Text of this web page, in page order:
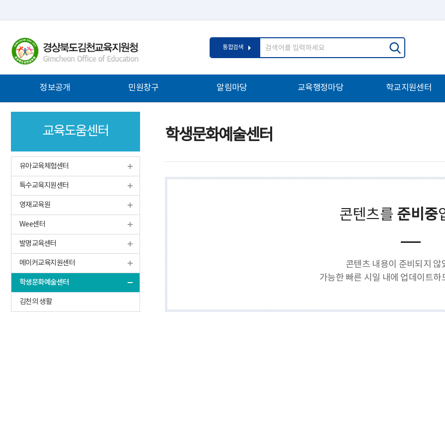
통합검색
합
색
뉴
정보공개 민원창구 알림마당 교육행정마당 학교지원센터
교육도움센터
유아교육체험센터
특수교육지원센터
영재교육원
Wee센터
발명교육센터
메이커교육지원센터
학생문화예술센터
김천의 생활
학생문화예술센터
콘텐츠를 준비중
콘텐츠 내용이 준비되지 않
가능한 빠른 시일 내에 업데이트하